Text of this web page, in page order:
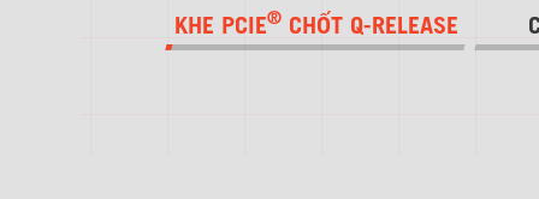
KHE PCIE® CHỐT Q-RELEASE